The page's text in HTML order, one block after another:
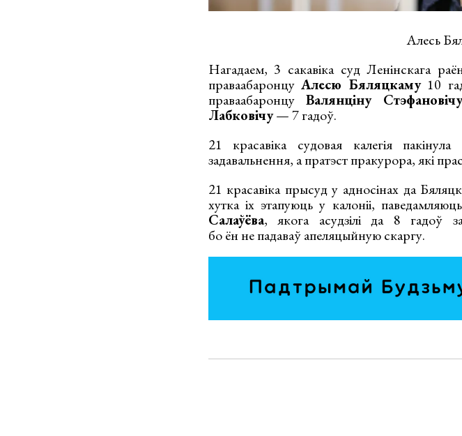
Алесь
Нагадаем, 3 сакавіка суд Ленінскага
праваабаронцуАлесю Бяляцкаму10
праваабаронцуВалянціну
Лабковічу— 7 гадоў.
21 красавіка судовая калегія
задавальнення, а пратэст пракурора, які
21 красавіка прысуд у адносінах да
хутка іх этапуюць у калоніі,
Салаўёва, якога асудзілі да 8 гадоў
бо ён не падаваў апеляцыйную скаргу.